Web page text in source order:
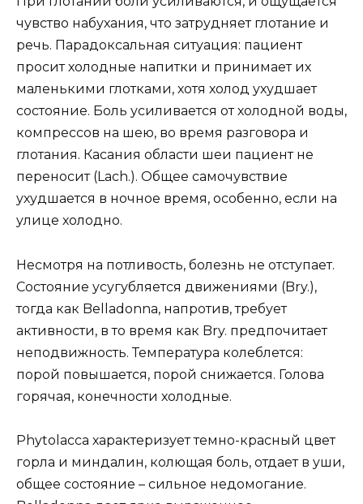
чувство набухания, что затрудняет глотание и
речь. Парадоксальная ситуация: пациент
просит холодные напитки и принимает их
маленькими глотками, хотя холод ухудшает
состояние. Боль усиливается от холодной воды,
компрессов на шею, во время разговора и
глотания. Касания области шеи пациент не
переносит (Lach.). Общее самочувствие
ухудшается в ночное время, особенно, если на
улице холодно.
Несмотря на потливость, болезнь не отступает.
Состояние усугубляется движениями (Bry.),
тогда как Belladonna, напротив, требует
активности, в то время как Bry. предпочитает
неподвижность. Температура колеблется:
порой повышается, порой снижается. Голова
горячая, конечности холодные.
Phytolacca характеризует темно-красный цвет
горла и миндалин, колющая боль, отдает в уши,
общее состояние – сильное недомогание.